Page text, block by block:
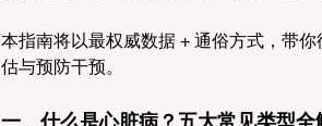
本指南将以最权威数据 + 通俗方式，带
估与预防干预。
一、什么是心脏病？五大常见类型全